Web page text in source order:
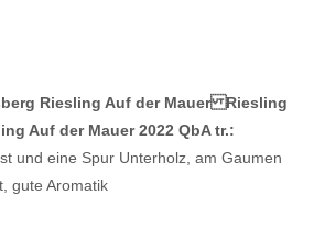
Riesling Auf der Mauer Riesling
Auf der Mauer 2022 QbA tr.:
und eine Spur Unterholz, am Gaumen
gute Aromatik